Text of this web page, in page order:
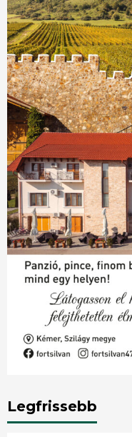
Legfrissebb